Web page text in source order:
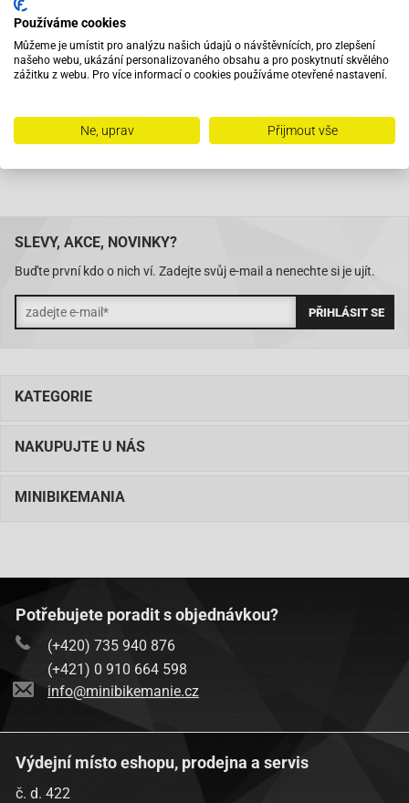
Při objednání do 12:00 zboží zítra u vás
Na trhu od roku 2007
Skladem 11288 položek
SLEVY, AKCE, NOVINKY?
Buďte první kdo o nich ví. Zadejte svůj e-mail a nenechte si je ujít.
KATEGORIE
NAKUPUJTE U NÁS
MINIBIKEMANIA
Potřebujete poradit s objednávkou?
(+420) 735 940 876
(+421) 0 910 664 598
info@minibikemanie.cz
Výdejní místo eshopu, prodejna a servis
č. d. 422
Používáme cookies
Můžeme je umístit pro analýzu našich údajů o návštěvnících, pro zlepšení
našeho webu, ukázání personalizovaného obsahu a pro poskytnutí skvělého
zážitku z webu. Pro více informací o cookies používáme otevřené nastavení.
Ne, uprav Přijmout vše